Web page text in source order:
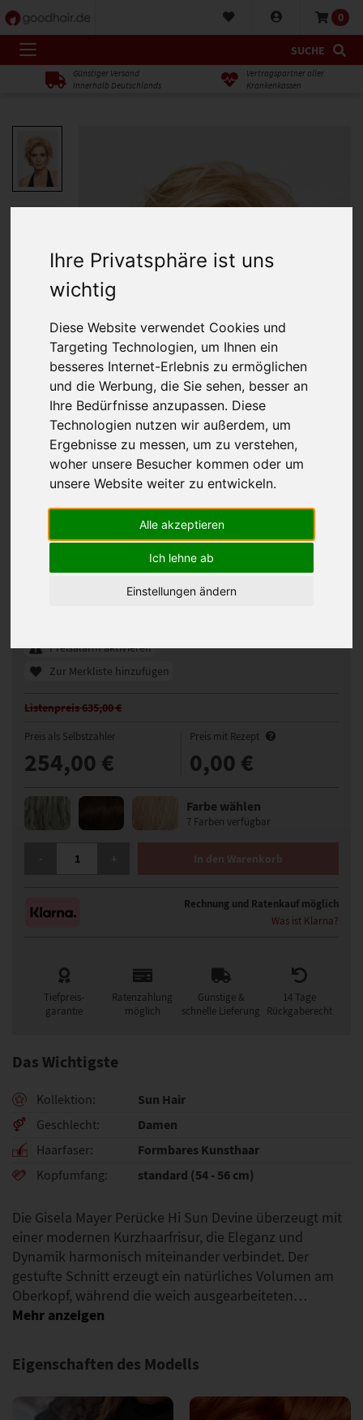
Ihre Privatsphäre ist uns
wichtig
Diese Website verwendet Cookies und
Targeting Technologien, um Ihnen ein
besseres Internet-Erlebnis zu ermöglichen
und die Werbung, die Sie sehen, besser an
Ihre Bedürfnisse anzupassen. Diese
Technologien nutzen wir außerdem, um
Ergebnisse zu messen, um zu verstehen,
woher unsere Besucher kommen oder um
unsere Website weiter zu entwickeln.
Alle akzeptieren
Ich lehne ab
Einstellungen ändern
0
SUCHE
Günstiger Versand
innerhalb Deutschlands
Vertragspartner aller
Krankenkassen
Gisela Mayer Hi Sun Devine Perücke
golden blond mix (R14/88H)
Preisalarm aktivieren
Zur Merkliste hinzufügen
Listenpreis 635,00 €
Preis als Selbstzahler
254,00 €
Preis mit Rezept
0,00 €
Farbe wählen
7 Farben verfügbar
In den Warenkorb
Rechnung und Ratenkauf möglich
Was ist Klarna?
Tiefpreis-
garantie
Ratenzahlung
möglich
Günstige &
schnelle Lieferung
14 Tage
Rückgaberecht
Das Wichtigste
Kollektion Sun Hair
Geschlecht Damen
Haarfaser Formbares Kunsthaar
Kopfumfang standard (54 - 56 cm)
Die Gisela Mayer Perücke Hi Sun Devine überzeugt mit
einer modernen Kurzhaarfrisur, die Eleganz und
Dynamik harmonisch miteinander verbindet. Der
gestufte Schnitt erzeugt ein natürliches Volumen am
Oberkopf, während die weich ausgearbeiteten…
Eigenschaften des Modells